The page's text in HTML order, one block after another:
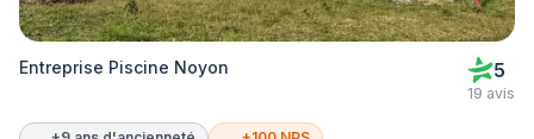
Entreprise Piscine Noyon 5
19 avis